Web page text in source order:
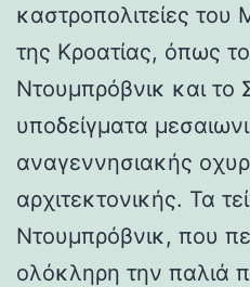
καστροπολιτείες του
της Κροατίας, όπως
Ντουμπρόβνικ και το
υποδείγματα
αναγεννησιακής
αρχιτεκτονικής. Τα
Ντουμπρόβνικ, που
ολόκληρη την παλιά